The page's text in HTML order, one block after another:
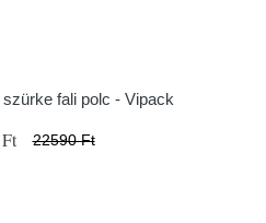
fali polc - Vipack
22590 Ft